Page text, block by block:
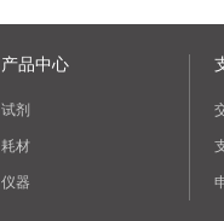
产品中心
试剂
耗材
仪器